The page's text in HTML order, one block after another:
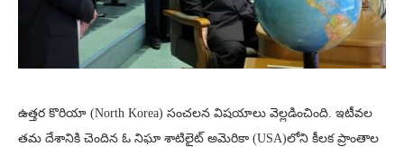
ఉత్తర కొరియా (North Korea) సంచలన విషయాలు వెల్లడించింది. ఇటీవల
తమ దేశానికి చెందిన ఓ నిఘా శాటిలైట్ అమెరికా (USA)లోని కీలక ప్రాంతాల